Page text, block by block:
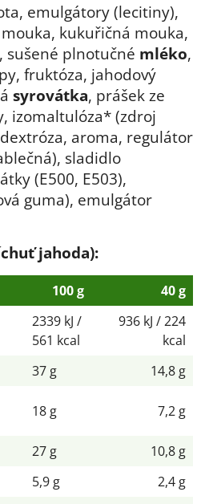
emulgátory (lecitiny),
kukuřičná mouka,
sušené plnotučné mléko,
fruktóza, jahodový
syrovátka, prášek ze
izomaltulóza* (zdroj
aroma, regulátor
sladidlo
(E500, E503),
guma), emulgátor
jahoda):
100 g 40 g
2339 kJ /
561 kcal
936 kJ / 224
kcal
37 g
14,8 g
18 g 7,2 g
27 g
10,8 g
5,9 g
2,4 g